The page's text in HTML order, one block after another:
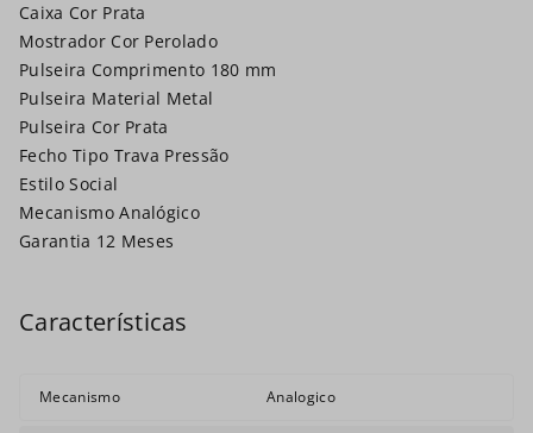
Caixa Cor Prata
Mostrador Cor Perolado
Pulseira Comprimento 180 mm
Pulseira Material Metal
Pulseira Cor Prata
Fecho Tipo Trava Pressão
Estilo Social
Mecanismo Analógico
Garantia 12 Meses
Mecanismo Analogico